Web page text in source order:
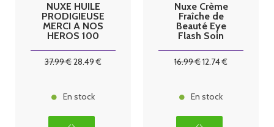
NUXE HUILE
PRODIGIEUSE
MERCI A NOS
HEROS 100
37.99€28.49 €
En stock
Nuxe Crème
Fraîche de
Beauté Eye
Flash Soin
16.99€12.74€
En stock